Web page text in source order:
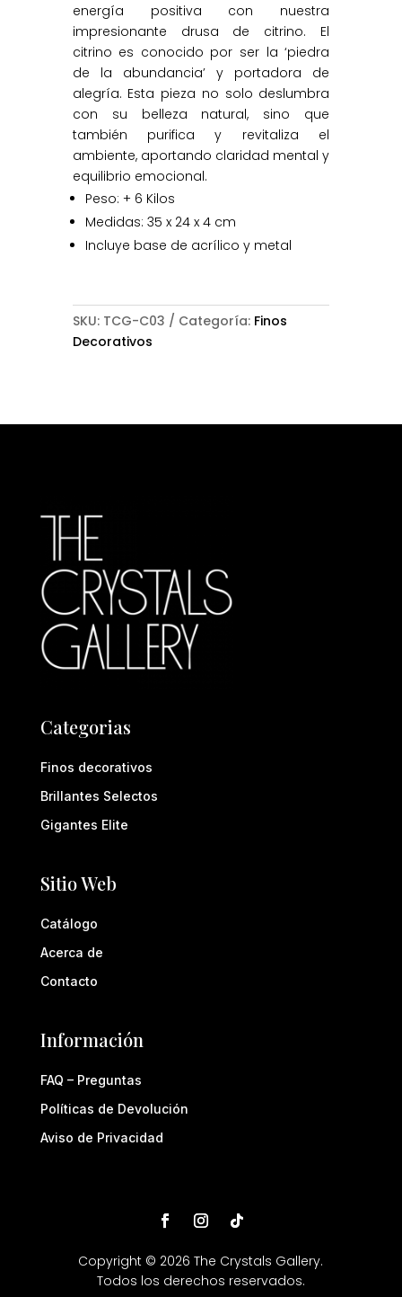
energía positiva con nuestra
impresionante drusa de citrino. El
citrino es conocido por ser la ‘piedra
de la abundancia’ y portadora de
alegría. Esta pieza no solo deslumbra
con su belleza natural, sino que
también purifica y revitaliza el
ambiente, aportando claridad mental y
equilibrio emocional.
Peso: + 6 Kilos
Medidas: 35 x 24 x 4 cm
Incluye base de acrílico y metal
SKU: TCG-C03 Categoría: Finos
Decorativos
Categorias
Finos decorativos
Brillantes Selectos
Gigantes Elite
Sitio Web
Catálogo
Acerca de
Contacto
Información
FAQ – Preguntas
Políticas de Devolución
Aviso de Privacidad
Copyright © 2026 The Crystals Gallery.
Todos los derechos reservados.